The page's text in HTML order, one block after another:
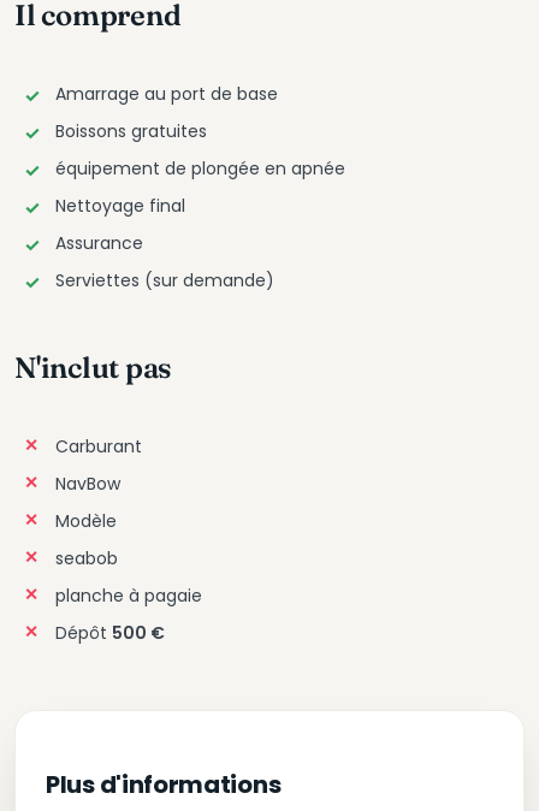
Il comprend
Amarrage au port de base
Boissons gratuites
équipement de plongée en apnée
Nettoyage final
Assurance
Serviettes (sur demande)
N'inclut pas
Carburant
NavBow
Modèle
seabob
planche à pagaie
Dépôt 500 €
Plus d'informations